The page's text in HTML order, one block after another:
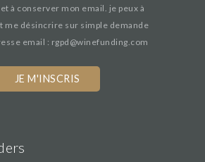
à conserver mon email. je peux à
me désincrire sur simple demande
email : rgpd@winefunding.com